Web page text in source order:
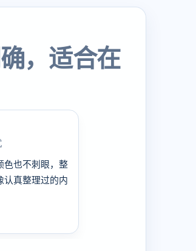
，适合在
色也不刺眼，整
认真整理过的内